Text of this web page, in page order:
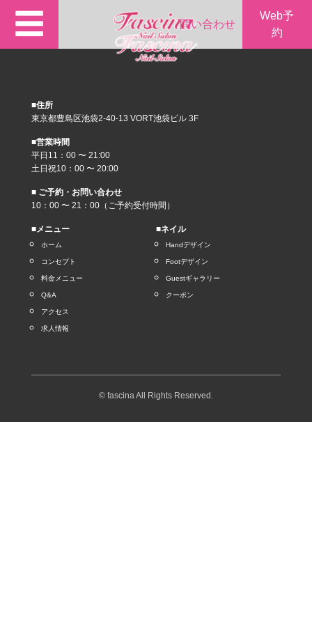
☰ 問い合わせ
Web予
約
■住所
東京都豊島区池袋2-40-13 VORT池袋ビル 3F
■営業時間
平日11：00 〜 21:00
土日祝10：00 〜 20:00
■ ご予約・お問い合わせ
10：00 〜 21：00（ご予約受付時間）
■メニュー
ホーム
コンセプト
料金メニュー
Q&A
アクセス
求人情報
■ネイル
Handデザイン
Footデザイン
Guestギャラリー
クーポン
© fascina All Rights Reserved.